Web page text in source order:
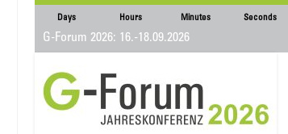
Days Hours Minutes Seconds
G-Forum 2026: 16.-18.09.2026